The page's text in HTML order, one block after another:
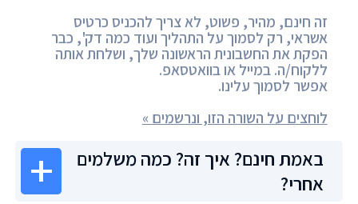
זה חינם, מהיר, פשוט, לא צריך להכניס כרטיס
אשראי, רק לסמוך על התהליך ועוד כמה דק', כבר
הפקת את החשבונית הראשונה שלך, ושלחת אותה
ללקוח/ה. במייל או בוואטסאפ.
אפשר לסמוך עלינו.
לוחצים על השורה הזו, ונרשמים »
באמת חינם? איך זה? כמה משלמים
אחרי?